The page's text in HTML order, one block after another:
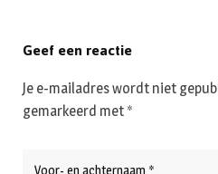
Geef een reactie
Je e-mailadres wordt niet
gemarkeerd met *